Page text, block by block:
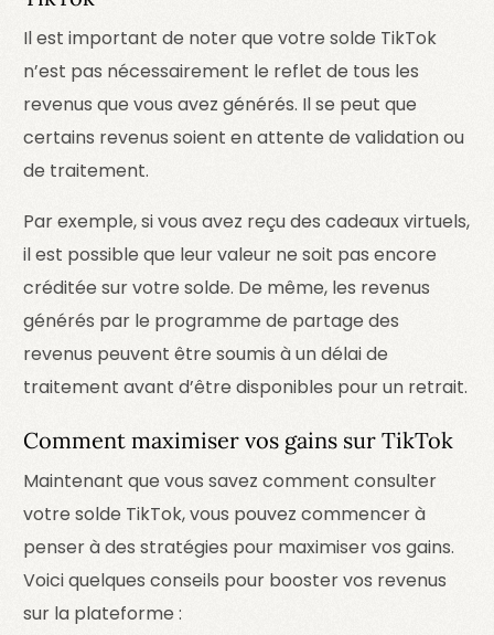
Il est important de noter que votre solde TikTok
n’est pas nécessairement le reflet de tous les
revenus que vous avez générés. Il se peut que
certains revenus soient en attente de validation ou
de traitement.
Par exemple, si vous avez reçu des cadeaux virtuels,
il est possible que leur valeur ne soit pas encore
créditée sur votre solde. De même, les revenus
générés par le programme de partage des
revenus peuvent être soumis à un délai de
traitement avant d’être disponibles pour un retrait.
Comment maximiser vos gains sur TikTok
Maintenant que vous savez comment consulter
votre solde TikTok, vous pouvez commencer à
penser à des stratégies pour maximiser vos gains.
Voici quelques conseils pour booster vos revenus
sur la plateforme :